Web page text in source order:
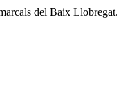
del Baix Llobregat.